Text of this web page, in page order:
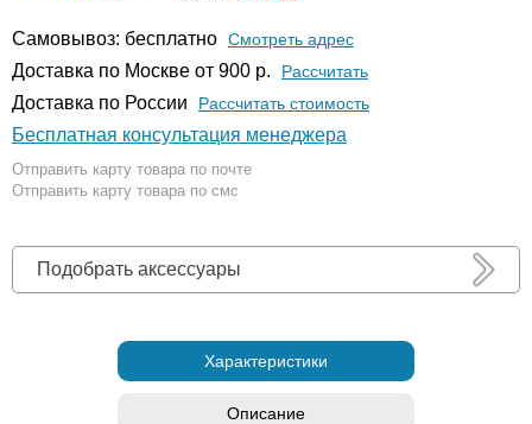
Самовывоз: бесплатно Смотреть адрес
Доставка по Москве от 900 р. Расcчитать
Доставка по России Рассчитать стоимость
Бесплатная консультация менеджера
Отправить карту товара по почте
Отправить карту товара по смс
Подобрать аксессуары
Характеристики
Описание